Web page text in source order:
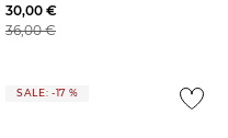
30,00 €
36,00 €
SALE: -17 %